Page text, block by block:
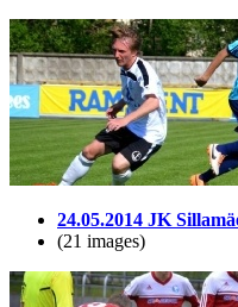
24.05.2014 JK
(21 images)